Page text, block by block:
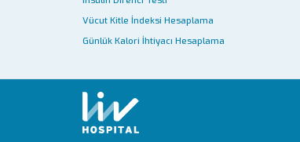
Vücut Kitle İndeksi Hesaplama
Günlük Kalori İhtiyacı Hesaplama